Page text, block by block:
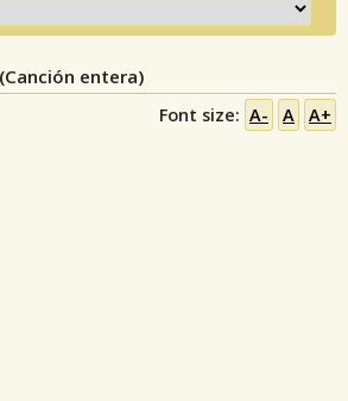
entera)
Font size: A- A A+